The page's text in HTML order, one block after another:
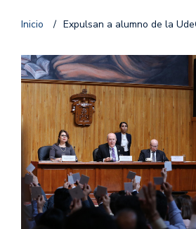
Inicio / Expulsan a alumno de la